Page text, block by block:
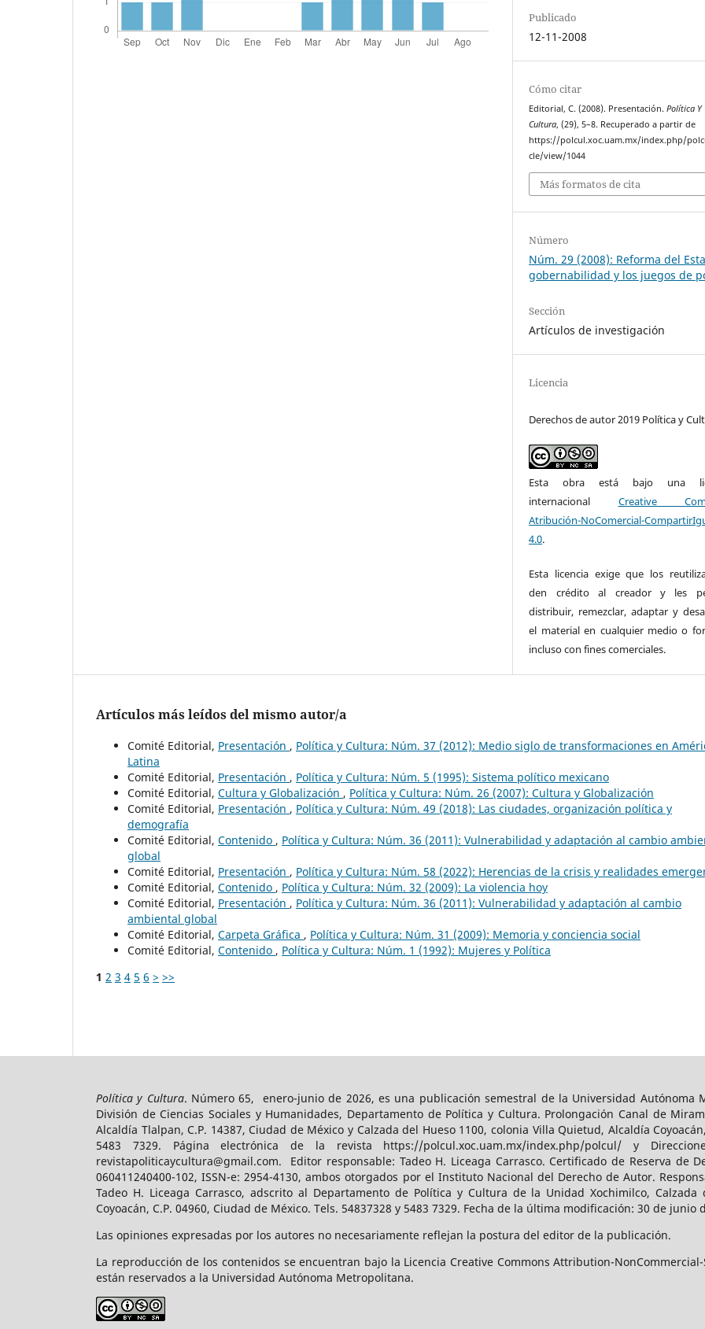
Publicado
12-11-2008
Cómo citar
Editorial, C. (2008). Presentación.Política Y
Cultura, (29), 5–8. Recuperado a partir de
https://polcul.xoc.uam.mx/index.php/
cle/view/1044
Más formatos de cita
Número
Núm. 29 (2008): Reforma del
gobernabilidad y los juegos de
Sección
Artículos de investigación
Licencia
Derechos de autor 2019 Política y
Esta obra está bajo una
internacional Creative
Atribución-NoComercial-
4.0.
Esta licencia exige que los
den crédito al creador y les
distribuir, remezclar, adaptar y
el material en cualquier medio o
incluso con fines comerciales.
Artículos más leídos del mismo autor/a
Comité Editorial, Presentación , Política y Cultura: Núm. 37 (2012): Medio siglo de transformaciones en
Latina
Comité Editorial, Presentación , Política y Cultura: Núm. 5 (1995): Sistema político mexicano
Comité Editorial, Cultura y Globalización , Política y Cultura: Núm. 26 (2007): Cultura y Globalización
Comité Editorial, Presentación , Política y Cultura: Núm. 49 (2018): Las ciudades, organización política y
demografía
Comité Editorial, Contenido , Política y Cultura: Núm. 36 (2011): Vulnerabilidad y adaptación al cambio
global
Comité Editorial, Presentación , Política y Cultura: Núm. 58 (2022): Herencias de la crisis y realidades
Comité Editorial, Contenido , Política y Cultura: Núm. 32 (2009): La violencia hoy
Comité Editorial, Presentación , Política y Cultura: Núm. 36 (2011): Vulnerabilidad y adaptación al cambio
ambiental global
Comité Editorial, Carpeta Gráfica , Política y Cultura: Núm. 31 (2009): Memoria y conciencia social
Comité Editorial, Contenido , Política y Cultura: Núm. 1 (1992): Mujeres y Política
1 2 3 4 5 6 > >>
Política y Cultura. Número 65, enero-junio de 2026, es una publicación semestral de la Universidad Autónoma
División de Ciencias Sociales y Humanidades, Departamento de Política y Cultura. Prolongación Canal de
Alcaldía Tlalpan, C.P. 14387, Ciudad de México y Calzada del Hueso 1100, colonia Villa Quietud, Alcaldía
5483 7329. Página electrónica de la revista https://polcul.xoc.uam.mx/index.php/polcul/ y
revistapoliticaycultura@gmail.com. Editor responsable: Tadeo H. Liceaga Carrasco. Certificado de Reserva de
060411240400-102, ISSN-e: 2954-4130, ambos otorgados por el Instituto Nacional del Derecho de Autor.
Tadeo H. Liceaga Carrasco, adscrito al Departamento de Política y Cultura de la Unidad Xochimilco,
Coyoacán, C.P. 04960, Ciudad de México. Tels. 54837328 y 5483 7329. Fecha de la última modificación: 30 de junio
Las opiniones expresadas por los autores no necesariamente reflejan la postura del editor de la publicación.
La reproducción de los contenidos se encuentran bajo la Licencia Creative Commons Attribution-
están reservados a la Universidad Autónoma Metropolitana.